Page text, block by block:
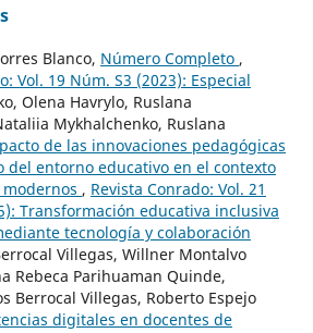
Blanco, Número Completo ,
Vol. 19 Núm. S3 (2023): Especial
Olena Havrylo, Ruslana
Mykhalchenko, Ruslana
de las innovaciones pedagógicas
del entorno educativo en el contexto
, Revista Conrado: Vol. 21
Transformación educativa inclusiva
tecnología y colaboración
Villegas, Willner Montalvo
Rebeca Parihuaman Quinde,
Berrocal Villegas, Roberto Espejo
digitales en docentes de